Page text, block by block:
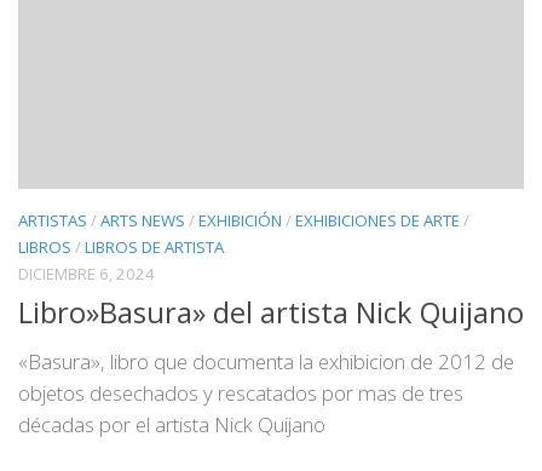
ARTISTAS /ARTS NEWS /EXHIBICIÓN /EXHIBICIONES DE ARTE /
LIBROS /LIBROS DE ARTISTA
DICIEMBRE 6, 2024
Libro»Basura» del artista Nick Quijano
«Basura», libro que documenta la exhibicion de 2012 de
objetos desechados y rescatados por mas de tres
décadas por el artista Nick Quijano